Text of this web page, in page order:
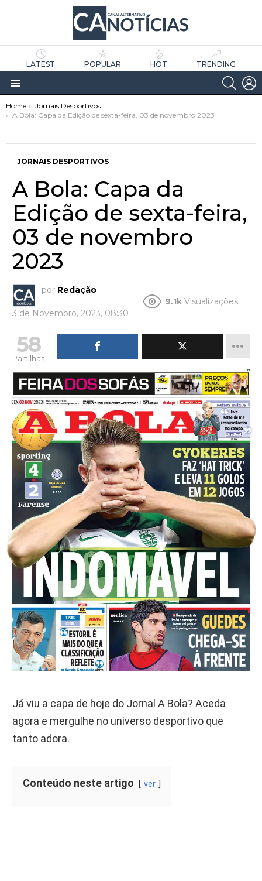
LATEST POPULAR HOT TRENDING
Menu
You are here:
Home
Jornais Desportivos
A Bola: Capa da Edição de sexta-feira, 03 de novembro 2023
JORNAIS DESPORTIVOS
A Bola: Capa da
Edição de sexta-feira,
03 de novembro
2023
por Redação
3 de Novembro, 2023, 08:30
9.1k Visualizações
58
Partilhas
Já viu a capa de hoje do Jornal A Bola? Aceda
agora e mergulhe no universo desportivo que
tanto adora.
Conteúdo neste artigo ver